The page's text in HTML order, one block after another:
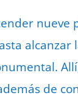
de